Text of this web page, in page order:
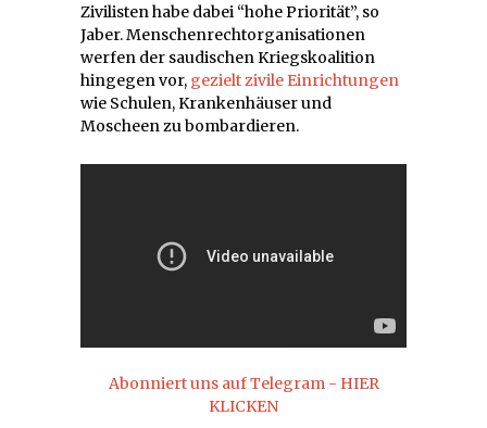
Zivilisten habe dabei “hohe Priorität”, so
Jaber. Menschenrechtorganisationen
werfen der saudischen Kriegskoalition
hingegen vor, gezielt zivile Einrichtungen
wie Schulen, Krankenhäuser und
Moscheen zu bombardieren.
Abonniert uns auf Telegram - HIER
KLICKEN